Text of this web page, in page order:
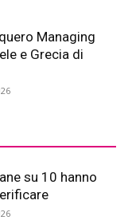
Managing
e Grecia di
su 10 hanno